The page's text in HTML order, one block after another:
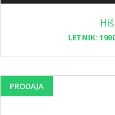
LETNIK:
PRODAJA